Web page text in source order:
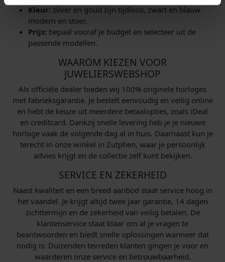
Kleur: zilver en goud zijn tijdloos, zwart en blauw
modern en stoer.
Prijs: bepaal vooraf je budget en selecteer uit de
passende modellen.
WAAROM KIEZEN VOOR
JUWELIERSWEBSHOP
Als officiële dealer bieden wij 100% originele horloges
met fabrieksgarantie. Je bestelt eenvoudig en veilig online
en hebt de keuze uit meerdere betaalopties, zoals iDeal
en creditcard. Dankzij snelle levering heb je je nieuwe
horloge vaak de volgende dag al in huis. Daarnaast kun je
terecht in onze winkel in Zutphen, waar je persoonlijk
advies krijgt en de collectie zelf kunt bekijken.
SERVICE EN ZEKERHEID
Naast kwaliteit en een breed aanbod staat service hoog in
het vaandel. Je krijgt altijd twee jaar garantie, 14 dagen
zichttermijn en de zekerheid van veilig betalen. De
klantenservice staat klaar om al je vragen te
beantwoorden en biedt snelle oplossingen wanneer dat
nodig is. Duizenden tevreden klanten gingen je voor en
waarderen onze service en betrouwbaarheid.